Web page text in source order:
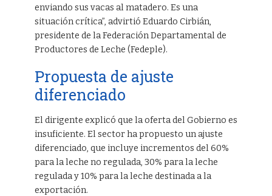
enviando sus vacas al matadero. Es una
situación crítica”, advirtió Eduardo Cirbián,
presidente de la Federación Departamental de
Productores de Leche (Fedeple).
Propuesta de ajuste
diferenciado
El dirigente explicó que la oferta del Gobierno es
insuficiente. El sector ha propuesto un ajuste
diferenciado, que incluye incrementos del 60%
para la leche no regulada, 30% para la leche
regulada y 10% para la leche destinada a la
exportación.